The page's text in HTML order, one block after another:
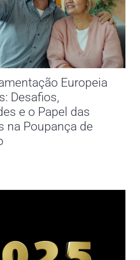
Europeia
Desafios,
e o Papel das
na Poupança de